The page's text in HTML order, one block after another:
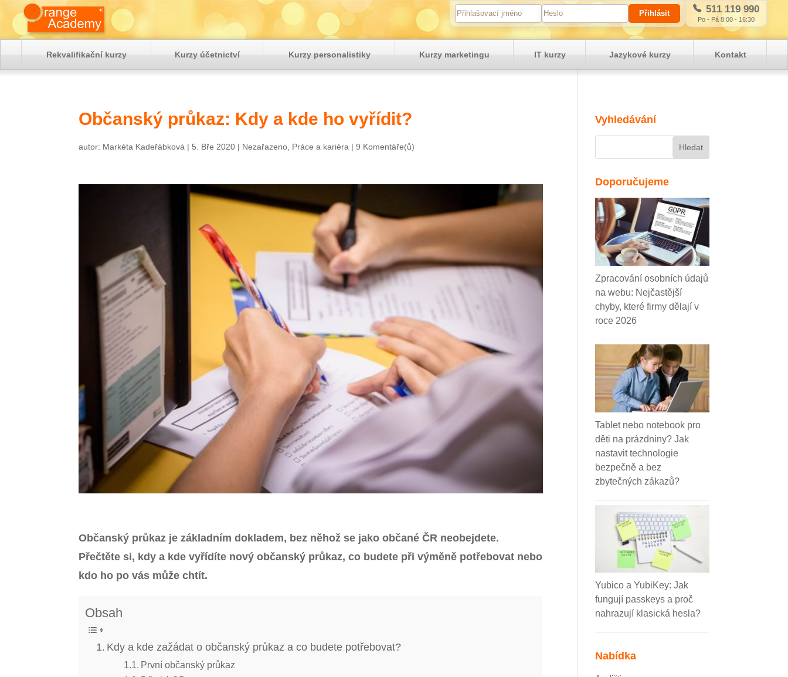
511 119 990
Po - Pá 8:00 - 16:30
Rekvalifikační kurzy Kurzy účetnictví Kurzy personalistiky Kurzy marketingu IT kurzy Jazykové kurzy Kontakt
Občanský průkaz: Kdy a kde ho vyřídit?
autor: Markéta Kadeřábková | 5. Bře 2020 | Nezařazeno Práce a kariéra |9 Komentáře(ů)
Občanský průkaz je základním dokladem, bez něhož se jako občané ČR neobejdete.
Přečtěte si, kdy a kde vyřídíte nový občanský průkaz, co budete při výměně potřebovat nebo
kdo ho po vás může chtít.
Obsah
Kdy a kde zažádat o občanský průkaz a co budete potřebovat?
První občanský průkaz
Vyhledávání
Doporučujeme
Zpracování osobních údajů
na webu: Nejčastější
chyby, které firmy dělají v
roce 2026
Tablet nebo notebook pro
děti na prázdniny? Jak
nastavit technologie
bezpečně a bez
zbytečných zákazů?
Yubico a YubiKey: Jak
fungují passkeys a proč
nahrazují klasická hesla?
Nabídka